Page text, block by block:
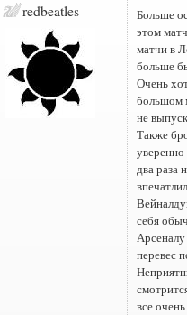
redbeatles
Больше
этом
матчи в
больше
Очень
большом
не
Также
два раза
себя
перевес
все